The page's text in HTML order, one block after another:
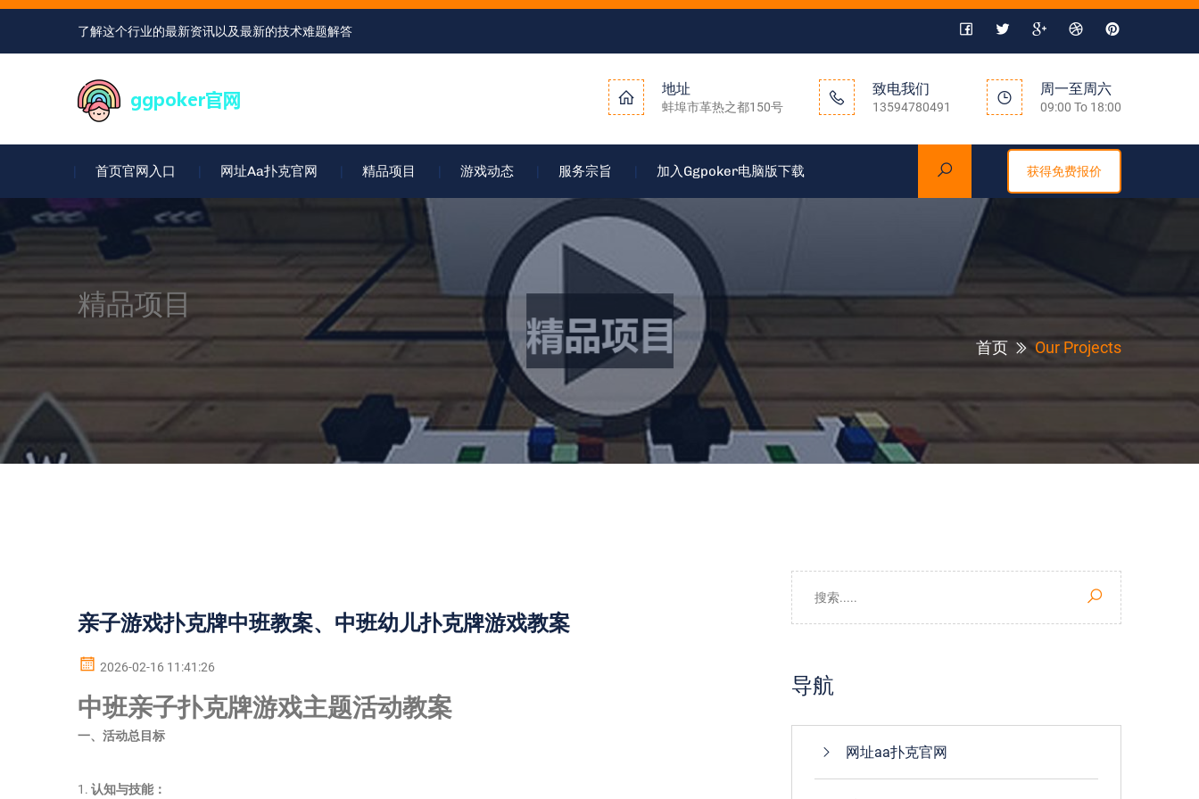
了解这个行业的最新资讯以及最新的技术难题解答
地址
蚌埠市革热之都150号
致电我们
13594780491
周一至周六
09:00 To 18:00
首页官网入口 网址aa扑克官网 精品项目 游戏动态 服务宗旨 加入ggpoker电脑版下载 获得免费报价
精品项目
首页 Our Projects
亲子游戏扑克牌中班教案、中班幼儿扑克牌游戏教案
2026-02-16 11:41:26
中班亲子扑克牌游戏主题活动教案
一、活动总目标
1. 认知与技能：
导航
网址aa扑克官网